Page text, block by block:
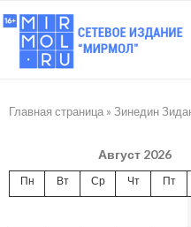
Главная страница » Зинедин
Август 2026
Пн Вт Ср Чт Пт